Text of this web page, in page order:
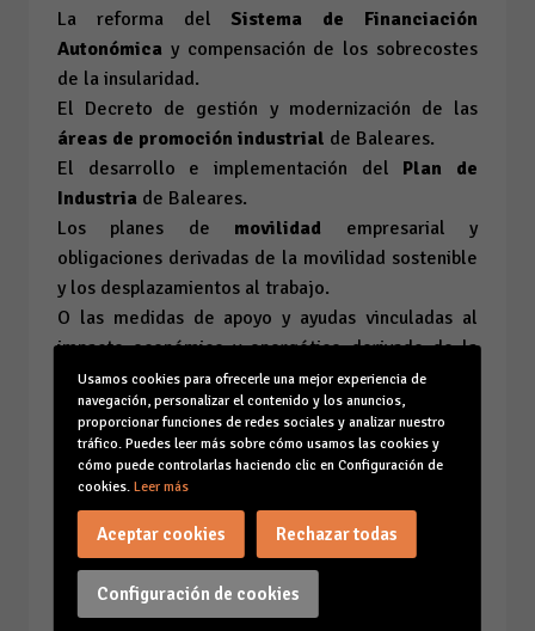
La reforma del Sistema de Financiación
Autonómica y compensación de los sobrecostes
de la insularidad.
El Decreto de gestión y modernización de las
áreas de promoción industrial de Baleares.
El desarrollo e implementación del Plan de
Industria de Baleares.
Los planes de movilidad empresarial y
obligaciones derivadas de la movilidad sostenible
y los desplazamientos al trabajo.
O las medidas de apoyo y ayudas vinculadas al
impacto económico y energético derivado de la
inestabilidad enOriente Medio.
En el marco de nuestro Plan de Acción, este 2026
organizamos el pasado marzo la
empresarial República Dominicana –
Baleares,un espacio de encuentro estratégico
entre empresas e instituciones de ambos
territorios para favorecer el diálogo, la
Usamos cookies para ofrecerle una mejor experiencia de
navegación, personalizar el contenido y los anuncios,
proporcionar funciones de redes sociales y analizar nuestro
tráfico. Puedes leer más sobre cómo usamos las cookies y
cómo puede controlarlas haciendo clic en Configuración de
cookies. Leer más
Configuración de cookies
Aceptar cookies Rechazar todas